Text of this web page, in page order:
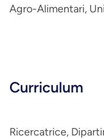
Agro-Alimentari,
Curriculum
Ricercatrice,